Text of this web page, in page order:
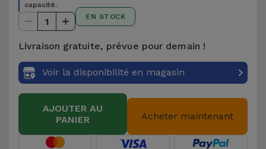
Accessoires
iPad et
Kids
capacité.
1 EN STOCK
Livraison gratuite, prévue pour demain !
Voir la disponibilité en magasin
AJOUTER AU
PANIER
Acheter maintenant